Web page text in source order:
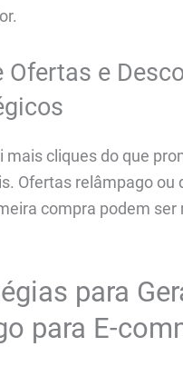
Ofertas e
mais cliques do que
Ofertas relâmpago ou
compra podem ser
para
para E-